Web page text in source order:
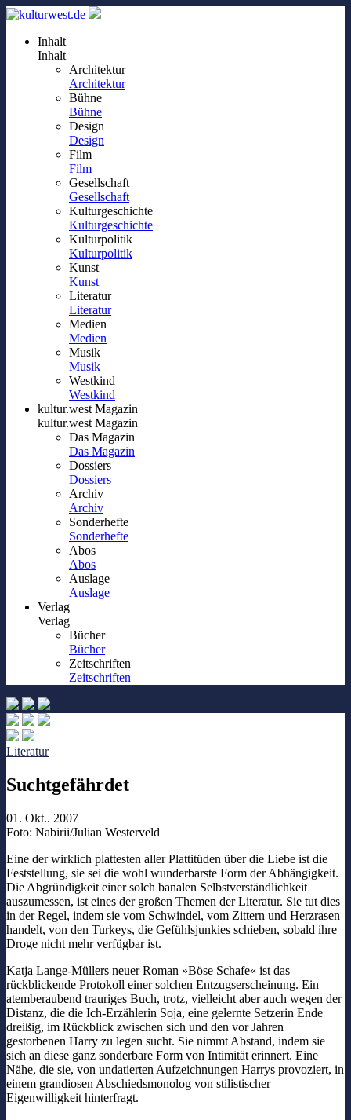
Inhalt
Inhalt
Architektur
Architektur
Bühne
Bühne
Design
Design
Film
Film
Gesellschaft
Gesellschaft
Kulturgeschichte
Kulturgeschichte
Kulturpolitik
Kulturpolitik
Kunst
Kunst
Literatur
Literatur
Medien
Medien
Musik
Musik
Westkind
Westkind
kultur.west Magazin
kultur.west Magazin
Das Magazin
Das Magazin
Dossiers
Dossiers
Archiv
Archiv
Sonderhefte
Sonderhefte
Abos
Abos
Auslage
Auslage
Verlag
Verlag
Bücher
Bücher
Zeitschriften
Zeitschriften
Literatur
Suchtgefährdet
01. Okt.. 2007
Foto: Nabirii/Julian Westerveld
Eine der wirklich plattesten aller Plattitüden über die Liebe ist die
Feststellung, sie sei die wohl wunderbarste Form der Abhängigkeit.
Die Abgründigkeit einer solch banalen Selbstverständlichkeit
auszumessen, ist eines der großen Themen der Literatur. Sie tut dies
in der Regel, indem sie vom Schwindel, vom Zittern und Herzrasen
handelt, von den Turkeys, die Gefühlsjunkies schieben, sobald ihre
Droge nicht mehr verfügbar ist.
Katja Lange-Müllers neuer Roman »Böse Schafe« ist das
rückblickende Protokoll einer solchen Entzugserscheinung. Ein
atemberaubend trauriges Buch, trotz, vielleicht aber auch wegen der
Distanz, die die Ich-Erzählerin Soja, eine gelernte Setzerin Ende
dreißig, im Rückblick zwischen sich und den vor Jahren
gestorbenen Harry zu legen sucht. Sie nimmt Abstand, indem sie
sich an diese ganz sonderbare Form von Intimität erinnert. Eine
Nähe, die sie, von undatierten Aufzeichnungen Harrys provoziert, in
einem grandiosen Abschiedsmonolog von stilistischer
Eigenwilligkeit hinterfragt.